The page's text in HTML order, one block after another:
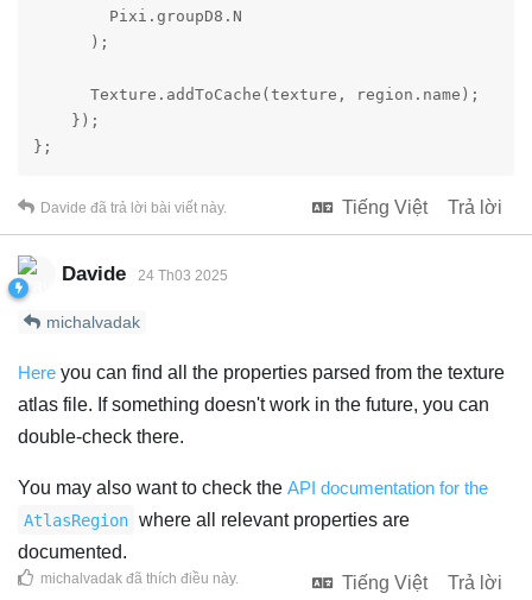
        Pixi.groupD8.N
      );
      Texture.addToCache(texture, region.name);
    });
};
Tiếng Việt Trả lời
Davide đã trả lời bài viết này.
Davide 24 Th03 2025
michalvadak
Here you can find all the properties parsed from the texture
atlas file. If something doesn't work in the future, you can
double-check there.
You may also want to check the API documentation for the
AtlasRegion where all relevant properties are
documented.
Tiếng Việt
Trả lời
michalvadak đã thích điều này.